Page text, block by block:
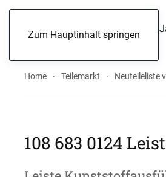
Zum Hauptinhalt springen
Home Teilemarkt Neuteileliste
108 683 0124